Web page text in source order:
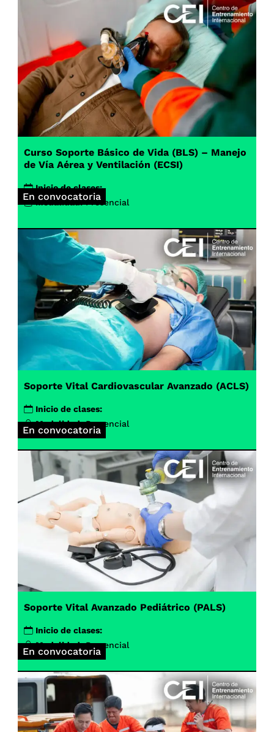
En convocatoria
Curso Soporte Básico de Vida (BLS) – Manejo
de Vía Aérea y Ventilación (ECSI)
Inicio de clases:
Modalidad: Presencial
En convocatoria
Soporte Vital Cardiovascular Avanzado (ACLS)
Inicio de clases:
Modalidad: Presencial
En convocatoria
Soporte Vital Avanzado Pediátrico (PALS)
Inicio de clases:
Modalidad: Presencial